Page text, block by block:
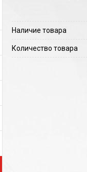
Наличие товара
Количество товара